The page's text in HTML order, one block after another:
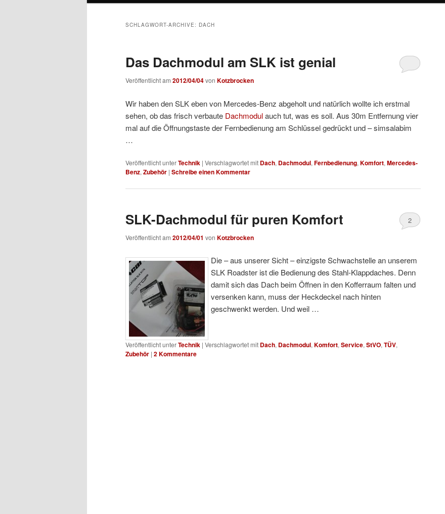
wechseln
SCHLAGWORT-ARCHIVE: DACH
Das Dachmodul am SLK ist genial
Veröffentlicht am 2012/04/04von Kotzbrocken
Wir haben den SLK eben von Mercedes-Benz abgeholt und natürlich wollte ich erstmal
sehen, ob das frisch verbaute Dachmodulauch tut, was es soll. Aus 30m Entfernung vier
mal auf die Öffnungstaste der Fernbedienung am Schlüssel gedrückt und – simsalabim
…
Veröffentlicht unterTechnik | Verschlagwortet mit Dach, Dachmodul, Fernbedienung, Komfort, Mercedes-
Benz, Zubehör | Schreibe einen Kommentar
SLK-Dachmodul für puren Komfort
Veröffentlicht am 2012/04/01 von Kotzbrocken
2
Die – aus unserer Sicht – einzigste Schwachstelle an unserem
SLK Roadster ist die Bedienung des Stahl-Klappdaches. Denn
damit sich das Dach beim Öffnen in den Kofferraum falten und
versenken kann, muss der Heckdeckel nach hinten
geschwenkt werden. Und weil …
Veröffentlicht unterTechnik | Verschlagwortet mit Dach, Dachmodul, Komfort, Service, StVO, TÜV,
Zubehör | 2Kommentare